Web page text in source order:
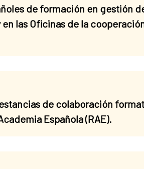
de formación en gestión
las Oficinas de la
de colaboración
Española (RAE).